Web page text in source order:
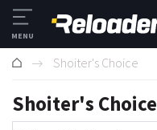
Shoiter's Choice
Shoiter's Choice